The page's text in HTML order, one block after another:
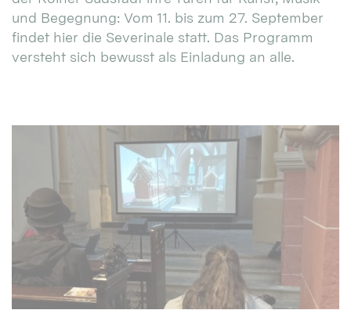
und Begegnung: Vom 11. bis zum 27. September
findet hier die Severinale statt. Das Programm
versteht sich bewusst als Einladung an alle.